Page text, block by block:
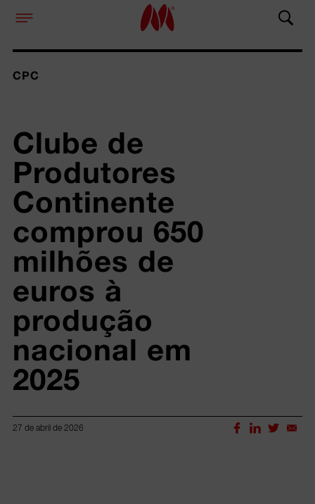
CPC
Clube de
Produtores
Continente
comprou 650
milhões de
euros à
produção
nacional em
2025
27 de abril de 2026